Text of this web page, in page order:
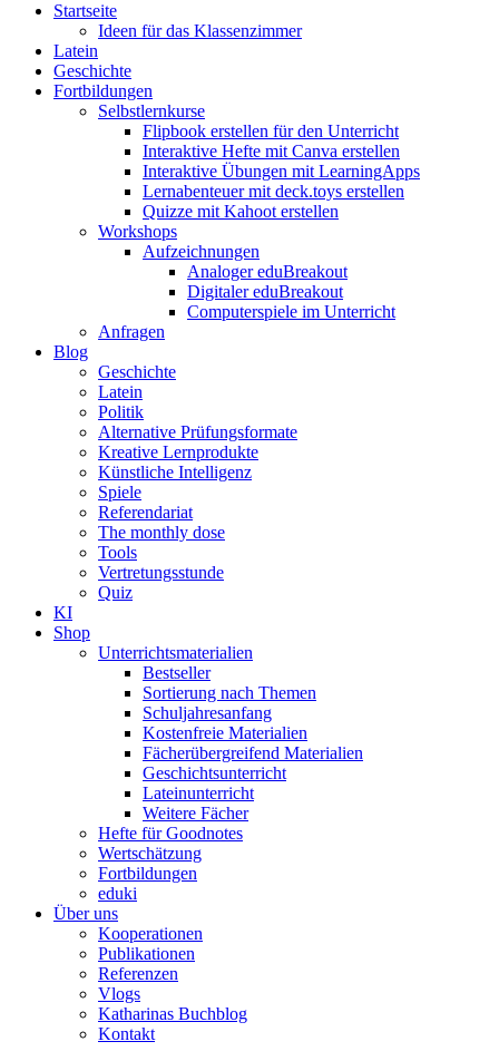
Startseite
Ideen für das Klassenzimmer
Latein
Geschichte
Fortbildungen
Selbstlernkurse
Flipbook erstellen für den Unterricht
Interaktive Hefte mit Canva erstellen
Interaktive Übungen mit LearningApps
Lernabenteuer mit deck.toys erstellen
Quizze mit Kahoot erstellen
Workshops
Aufzeichnungen
Analoger eduBreakout
Digitaler eduBreakout
Computerspiele im Unterricht
Anfragen
Blog
Geschichte
Latein
Politik
Alternative Prüfungsformate
Kreative Lernprodukte
Künstliche Intelligenz
Spiele
Referendariat
The monthly dose
Tools
Vertretungsstunde
Quiz
KI
Shop
Unterrichtsmaterialien
Bestseller
Sortierung nach Themen
Schuljahresanfang
Kostenfreie Materialien
Fächerübergreifend Materialien
Geschichtsunterricht
Lateinunterricht
Weitere Fächer
Hefte für Goodnotes
Wertschätzung
Fortbildungen
eduki
Über uns
Kooperationen
Publikationen
Referenzen
Vlogs
Katharinas Buchblog
Kontakt